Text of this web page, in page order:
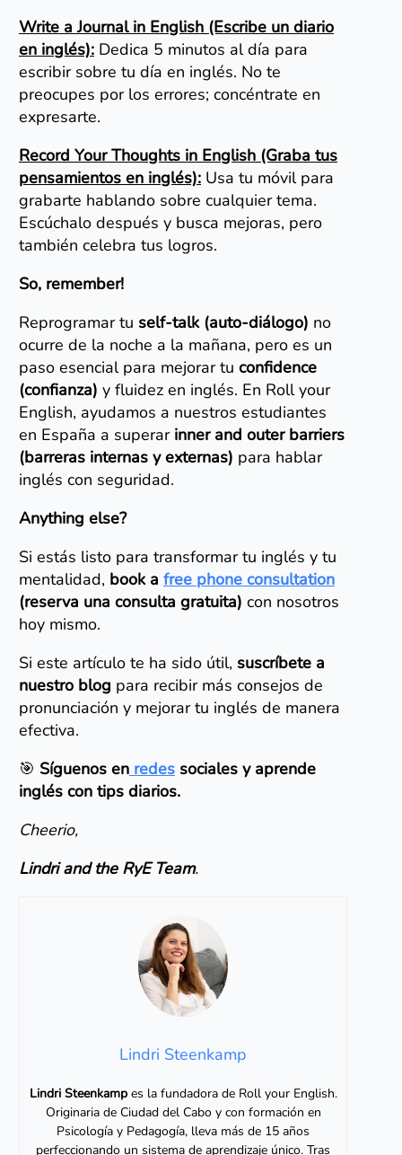
Write a Journal in English (Escribe un diario
en inglés): Dedica 5 minutos al día para
escribir sobre tu día en inglés. No te
preocupes por los errores; concéntrate en
expresarte.
Record Your Thoughts in English (Graba tus
pensamientos en inglés): Usa tu móvil para
grabarte hablando sobre cualquier tema.
Escúchalo después y busca mejoras, pero
también celebra tus logros.
So, remember!
Reprogramar tu self-talk (auto-diálogo) no
ocurre de la noche a la mañana, pero es un
paso esencial para mejorar tu confidence
(confianza) y fluidez en inglés. En Roll your
English, ayudamos a nuestros estudiantes
en España a superar inner and outer barriers
(barreras internas y externas) para hablar
inglés con seguridad.
Anything else?
Si estás listo para transformar tu inglés y tu
mentalidad, book a free phone consultation
(reserva una consulta gratuita) con nosotros
hoy mismo.
Si este artículo te ha sido útil, suscríbete a
nuestro blog para recibir más consejos de
pronunciación y mejorar tu inglés de manera
efectiva.
🎯 Síguenos en redes sociales y aprende
inglés con tips diarios.
Cheerio,
Lindri and the RyE Team.
Lindri Steenkamp
Lindri Steenkampes la fundadora de Roll your English.
Originaria de Ciudad del Cabo y con formación en
Psicología y Pedagogía, lleva más de 15 años
perfeccionando un sistema de aprendizaje único. Tras